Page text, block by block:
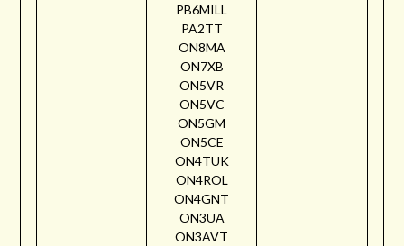
PB6MILL
PA2TT
ON8MA
ON7XB
ON5VR
ON5VC
ON5GM
ON5CE
ON4TUK
ON4ROL
ON4GNT
ON3UA
ON3AVT